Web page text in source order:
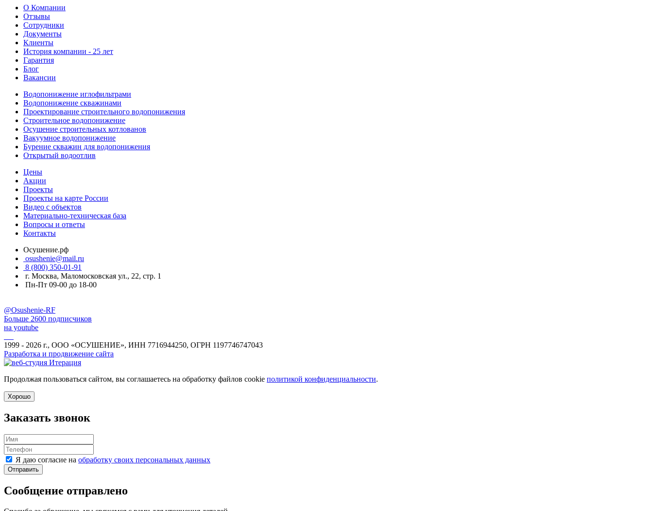
О Компании
Отзывы
Сотрудники
Документы
Клиенты
История компании - 25 лет
Гарантия
Блог
Вакансии
Водопонижение иглофильтрами
Водопонижение скважинами
Проектирование строительного водопонижения
Строительное водопонижение
Осушение строительных котлованов
Вакуумное водопонижение
Бурение скважин для водопонижения
Открытый водоотлив
Цены
Акции
Проекты
Проекты на карте России
Видео с объектов
Материально-техническая база
Вопросы и ответы
Контакты
Осушение.рф
osushenie@mail.ru
8 (800) 350-01-91
г. Москва, Маломосковская ул., 22, стр. 1
Пн-Пт 09-00 до 18-00
@Osushenie-RF
Больше 2600 подписчиков
на youtube
1999 - 2026 г., ООО «ОСУШЕНИЕ», ИНН 7716944250, ОГРН 1197746747043
Разработка и продвижение сайта
Продолжая пользоваться сайтом, вы соглашаетесь на обработку файлов cookie политикой конфиденциальности.
Хорошо
Заказать звонок
Я даю согласие на обработку своих персональных данных
Отправить
Сообщение отправлено